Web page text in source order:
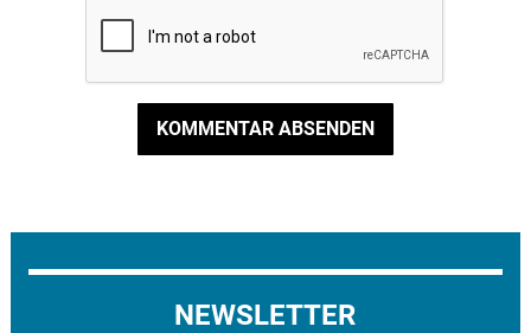
KOMMENTAR ABSENDEN
NEWSLETTER